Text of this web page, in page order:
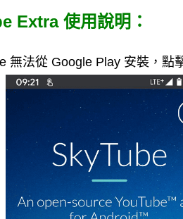
Extra 使用說明：
無法從 Google Play 安裝，點